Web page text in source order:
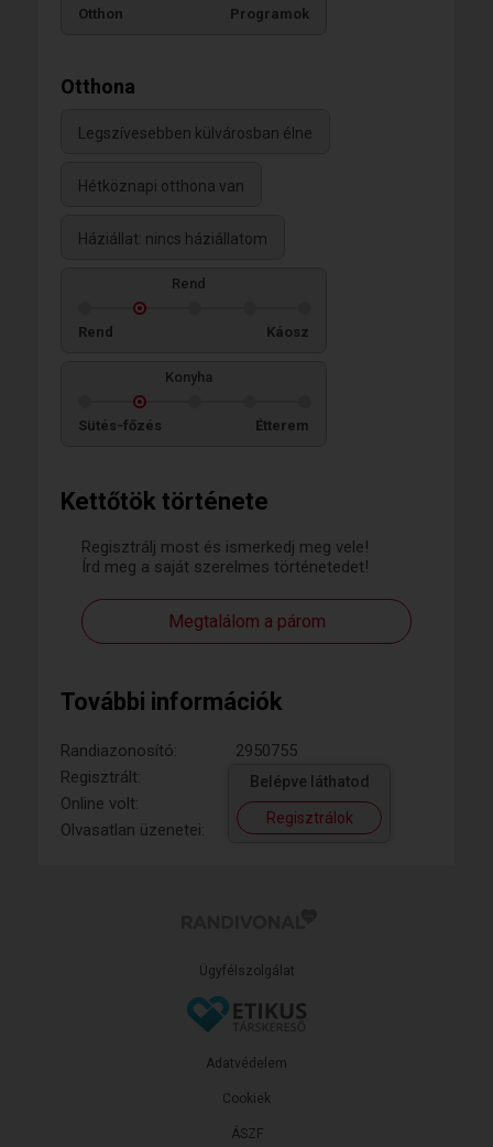
Kettőtök története
Regisztrálj most és ismerkedj meg vele!
Írd meg a saját szerelmes történetedet!
Megtalálom a párom
További információk
Randiazonosító:
2950755
Regisztrált:
Online volt:
Olvasatlan üzenetei:
Belépve láthatod
Regisztrálok
Otthon Programok
Otthona
Legszívesebben külvárosban élne
Hétköznapi otthona van
Háziállat: nincs háziállatom
Rend
Rend Káosz
Konyha
Sütés-főzés Étterem
Ügyfélszolgálat
ÁSZF
Adatvédelem
Cookiek